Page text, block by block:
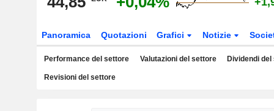
Panoramica Quotazioni Grafici Notizie
Performance del settore Valutazioni del settore Dividendi
Revisioni del settore